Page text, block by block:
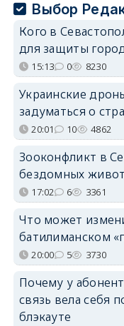
Выбор
Кого в
для защиты
15:13 0 8230
Украинские
задуматься о
20:01 10 4862
Зооконфликт в
бездомных
17:02 6 3361
Что может
батилиманском
20:00 5 3730
Почему у
связь вела себя
блэкауте